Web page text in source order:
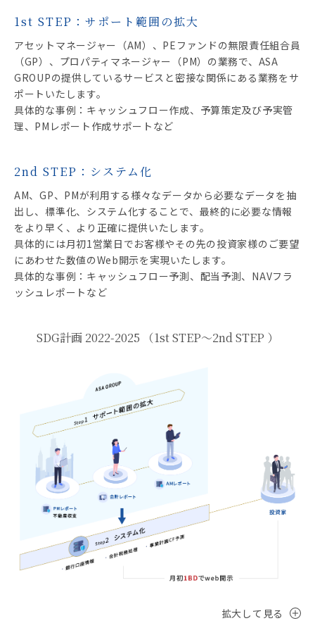
1st STEP：サポート範囲の拡大
アセットマネージャー（AM）、PEファンドの無限責任組合員
（GP）、プロパティマネージャー（PM）の業務で、ASA
GROUPの提供しているサービスと密接な関係にある業務をサ
ポートいたします。
具体的な事例：キャッシュフロー作成、予算策定及び予実管
理、PMレポート作成サポートなど
2nd STEP：システム化
AM、GP、PMが利用する様々なデータから必要なデータを抽
出し、標準化、システム化することで、最終的に必要な情報
をより早く、より正確に提供いたします。
具体的には月初1営業日でお客様やその先の投資家様のご要望
にあわせた数値のWeb開示を実現いたします。
具体的な事例：キャッシュフロー予測、配当予測、NAVフラ
ッシュレポートなど
SDG計画 2022-2025 （1st STEP〜2nd STEP ）
拡大して見る